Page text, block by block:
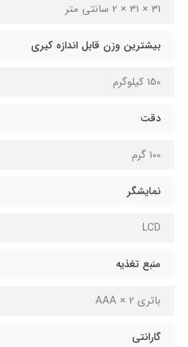
31 × 31 × 2 سانتی متر
بیشترین وزن قابل اندازه کیری
150 کیلوگرم
دقت
100 گرم
نمایشگر
LCD
منبع تغذیه
باتری 2 × AAA
گارانتی